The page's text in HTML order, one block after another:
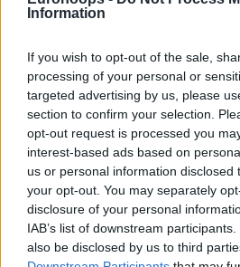
Information
If you wish to opt-out of the sale,
processing of your personal or
targeted advertising by us, please
section to confirm your selection.
opt-out request is processed you
interest-based ads based on
us or personal information disclosed
your opt-out. You may separately
disclosure of your personal
IAB’s list of downstream
also be disclosed by us to third